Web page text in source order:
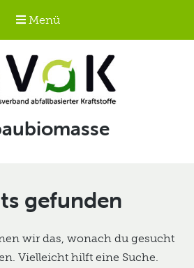
Menü
gefunden
wir das, wonach du gesucht
Vielleicht hilft eine Suche.